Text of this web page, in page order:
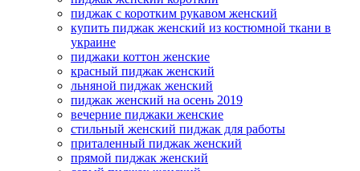
пиджак с коротким рукавом женский
купить пиджак женский из костюмной ткани в
украине
пиджаки коттон женские
красный пиджак женский
льняной пиджак женский
пиджак женский на осень 2019
вечерние пиджаки женские
стильный женский пиджак для работы
приталенный пиджак женский
прямой пиджак женский